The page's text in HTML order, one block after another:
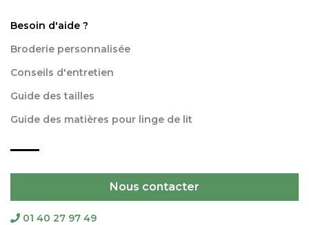
Besoin d'aide ?
Broderie personnalisée
Conseils d'entretien
Guide des tailles
Guide des matières pour linge de lit
Nous contacter
01 40 27 97 49